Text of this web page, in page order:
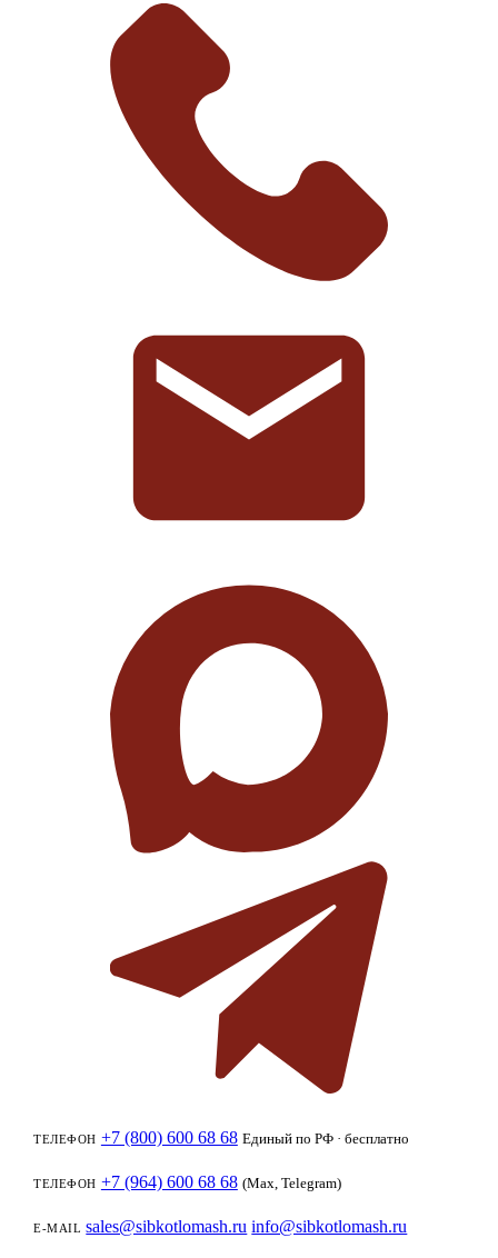
ТЕЛЕФОН +7 (800) 600 68 68 Единый по РФ · бесплатно
ТЕЛЕФОН +7 (964) 600 68 68 (Max, Telegram)
E-MAIL sales@sibkotlomash.ru info@sibkotlomash.ru